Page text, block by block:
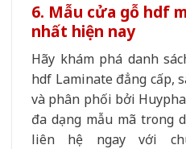
6. Mẫu cửa gỗ hdf
nhất hiện nay
Hãy khám phá danh
hdf Laminate đẳng cấp,
và phân phối bởi
đa dạng mẫu mã trong
liên hệ ngay với